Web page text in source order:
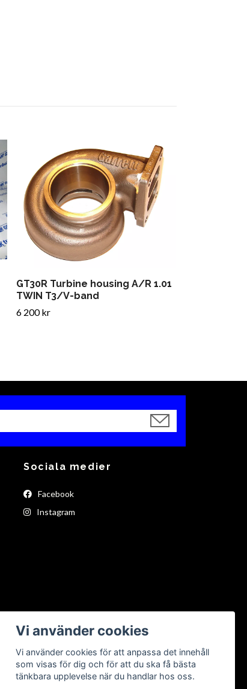
GT30R Turbine housing A/R 1.01
TWIN T3/V-band
6 200 kr
Sociala medier
Facebook
Instagram
Vi använder cookies
Vi använder cookies för att anpassa det innehåll
som visas för dig och för att du ska få bästa
tänkbara upplevelse när du handlar hos oss.